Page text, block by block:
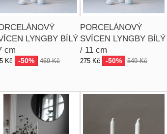
LYNGBY BÍLÝ
cm
Kč -50% 469 Kč
PORCELÁNOVÝ
SVÍCEN LYNGBY BÍLÝ
/ 11 cm
275 Kč -50% 549 Kč